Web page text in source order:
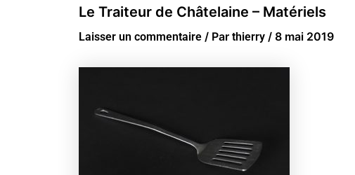
Le Traiteur de Châtelaine – Matériels
Laisser un commentaire / Par thierry / 8 mai 2019